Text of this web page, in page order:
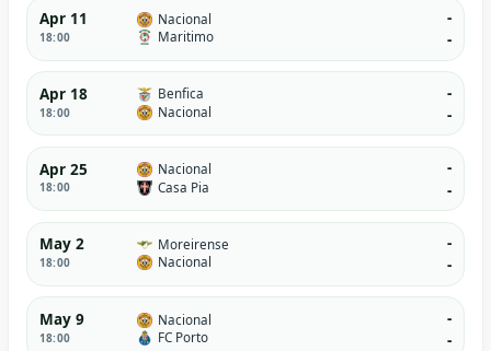
Apr 11
18:00
Nacional
Maritimo
-
-
Apr 18
18:00
Benfica
Nacional
-
-
Apr 25
18:00
Nacional
Casa Pia
-
-
May 2
18:00
Moreirense
Nacional
-
-
May 9
18:00
Nacional
FC Porto
-
-